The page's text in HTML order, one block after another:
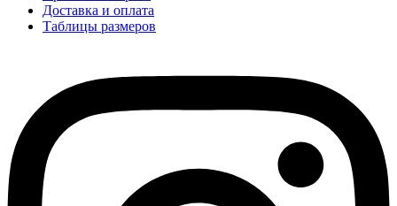
Доставка и оплата
Таблицы размеров